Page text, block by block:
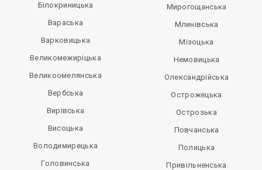
Білокриницька
Вараська
Варковицька
Великомежиріцька
Великоомелянська
Вербська
Вирівська
Висоцька
Володимирецька
Головинська
Мирогощанська
Млинівська
Мізоцька
Немовицька
Олександрійська
Острожецька
Острозька
Повчанська
Полицька
Привільненська